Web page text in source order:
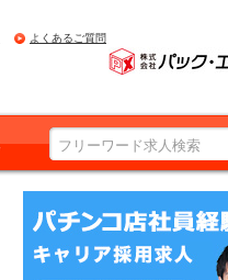
よくあるご質問